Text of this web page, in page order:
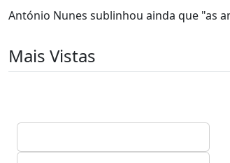
António Nunes sublinhou ainda que "as
Mais Vistas